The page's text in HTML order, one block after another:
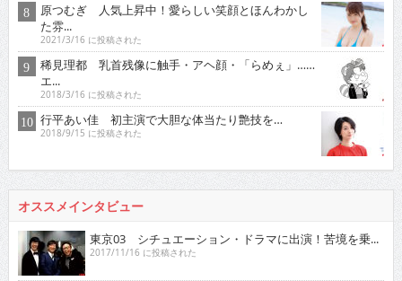
原つむぎ 人気上昇中！愛らしい笑顔とほんわかし
た雰...
2021/3/16 に投稿された
稀見理都 乳首残像に触手・アヘ顔・「らめぇ」……
エ...
2018/3/16 に投稿された
行平あい佳 初主演で大胆な体当たり艶技を…
2018/9/15 に投稿された
オススメインタビュー
東京03 シチュエーション・ドラマに出演！苦境を乗...
2017/11/16 に投稿された